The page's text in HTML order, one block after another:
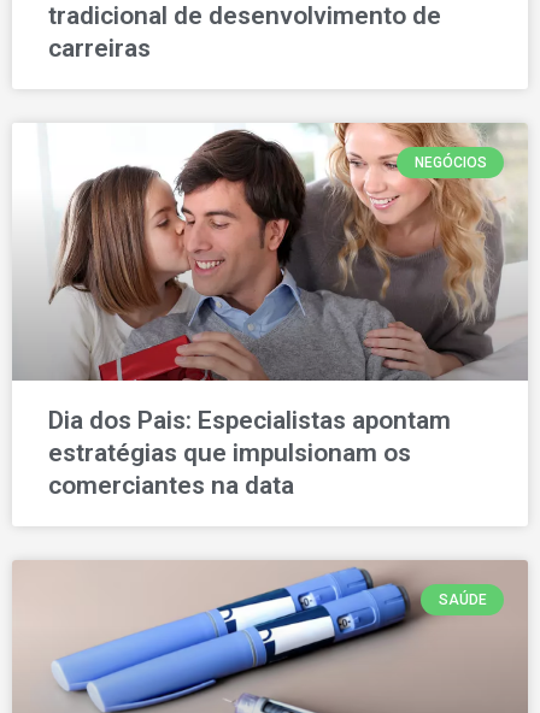
tradicional de desenvolvimento de
carreiras
NEGÓCIOS
Dia dos Pais: Especialistas apontam
estratégias que impulsionam os
comerciantes na data
SAÚDE